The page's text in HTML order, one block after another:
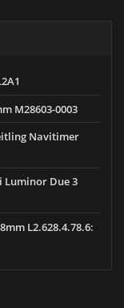
M28603-0003
Navitimer
Luminor Due 3
L2.628.4.78.6: